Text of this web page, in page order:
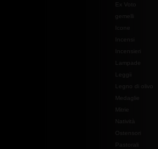
Ex Voto
gemelli
Leggii
Legno di olivo
Medaglie
Mitrie
Natività
Ostensori
Pastorali